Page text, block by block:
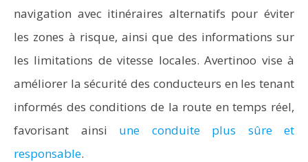
navigation avec itinéraires alternatifs pour éviter
les zones à risque, ainsi que des informations sur
les limitations de vitesse locales. Avertinoo vise à
améliorer la sécurité des conducteurs en les tenant
informés des conditions de la route en temps réel,
favorisant ainsi une conduite plus sûre et
responsable.